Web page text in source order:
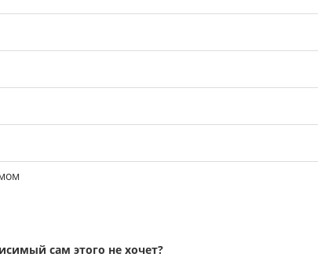
сам этого не хочет?